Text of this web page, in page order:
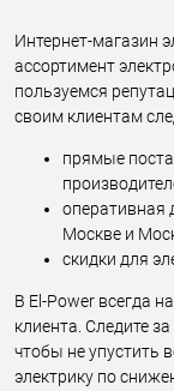
Интернет-магазин
ассортимент
пользуемся
своим клиентам
прямые
оперативная
Москве и
скидки для
В El-Power всегда
клиента. Следите
чтобы не упустить
электрику по